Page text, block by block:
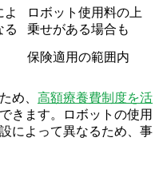
よ
る
ロボット使用料の上
乗せがある場合も
保険適用の範囲内
め、 高額療養費制度を活
きます。ロボットの使用
によって異なるため、事